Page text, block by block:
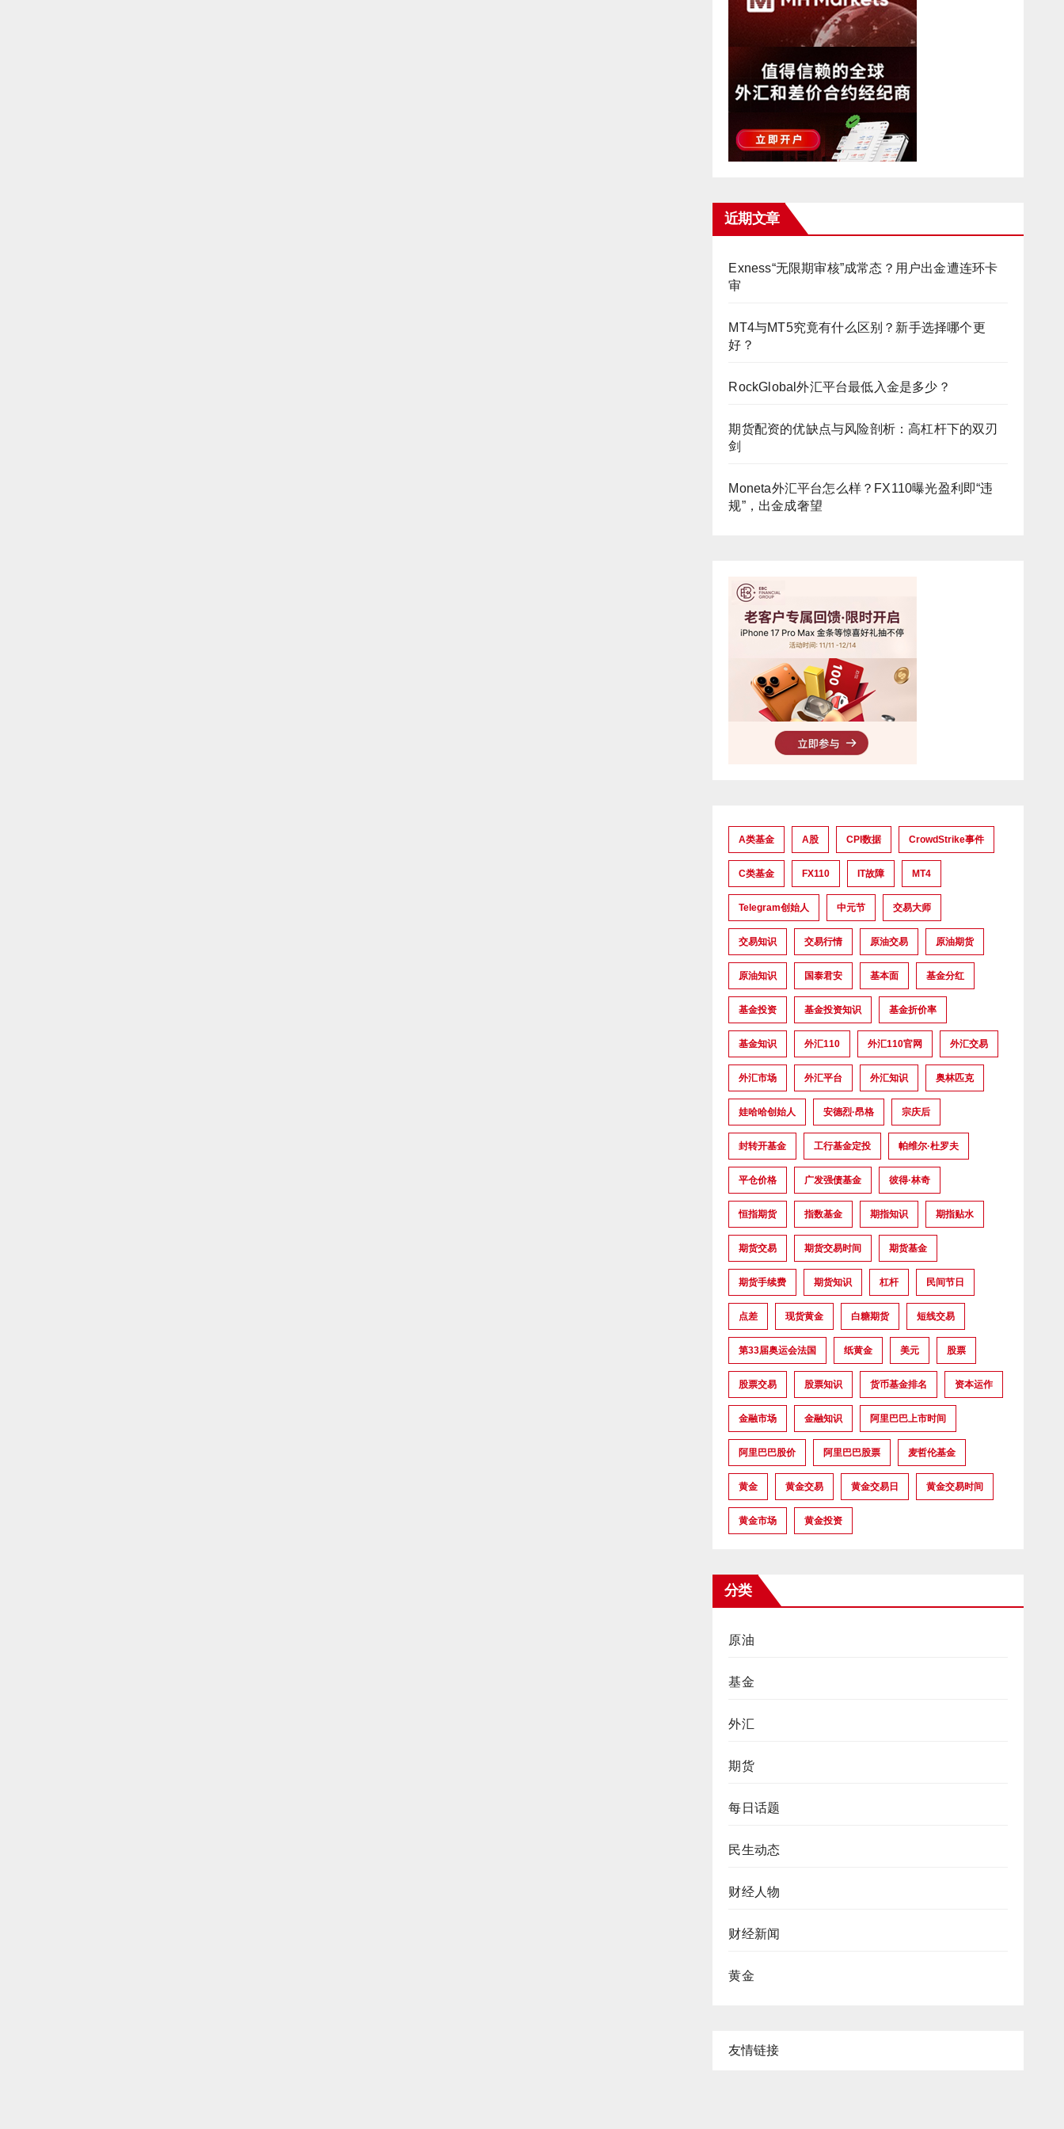
近期文章
Exness“无限期审核”成常态？用户出金遭连环卡
审
MT4与MT5究竟有什么区别？新手选择哪个更
好？
RockGlobal外汇平台最低入金是多少？
期货配资的优缺点与风险剖析：高杠杆下的双刃
剑
Moneta外汇平台怎么样？FX110曝光盈利即“违
规”，出金成奢望
A类基金 A股 CPI数据 CrowdStrike事件
C类基金 FX110 IT故障 MT4
Telegram创始人 中元节 交易大师
交易知识 交易行情 原油交易 原油期货
原油知识 国泰君安 基本面 基金分红
基金投资 基金投资知识 基金折价率
基金知识 外汇110 外汇110官网 外汇交易
外汇市场 外汇平台 外汇知识 奥林匹克
娃哈哈创始人 安德烈·昂格 宗庆后
封转开基金 工行基金定投 帕维尔·杜罗夫
平仓价格 广发强债基金 彼得·林奇
恒指期货 指数基金 期指知识 期指贴水
期货交易 期货交易时间 期货基金
期货手续费 期货知识 杠杆 民间节日
点差 现货黄金 白糖期货 短线交易
第33届奥运会法国 纸黄金 美元 股票
股票交易 股票知识 货币基金排名 资本运作
金融市场 金融知识 阿里巴巴上市时间
阿里巴巴股价 阿里巴巴股票 麦哲伦基金
黄金 黄金交易 黄金交易日 黄金交易时间
黄金市场 黄金投资
分类
原油
基金
外汇
期货
每日话题
民生动态
财经人物
财经新闻
黄金
友情链接